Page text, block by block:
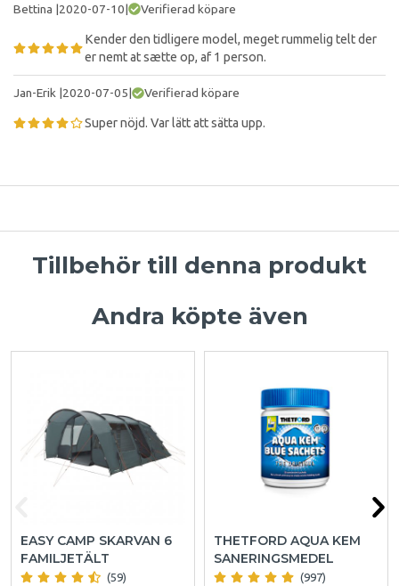
Bettina |2020-07-10| Verifierad köpare
Kender den tidligere model, meget rummelig telt der
er nemt at sætte op, af 1 person.
Jan-Erik |2020-07-05| Verifierad köpare
Super nöjd. Var lätt att sätta upp.
Tillbehör till denna produkt
Andra köpte även
EASY CAMP SKARVAN 6
FAMILJETÄLT
(59)
THETFORD AQUA KEM
SANERINGSMEDEL
(997)